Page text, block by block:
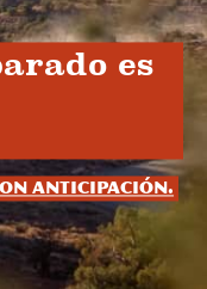
es
anticipación.